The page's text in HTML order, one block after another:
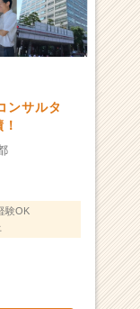
ンサルタ
験OK